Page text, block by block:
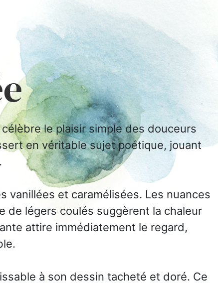
le plaisir simple des douceurs
en véritable sujet poétique, jouant
vanillées et caramélisées. Les nuances
de légers coulés suggèrent la chaleur
attire immédiatement le regard,
à son dessin tacheté et doré. Ce